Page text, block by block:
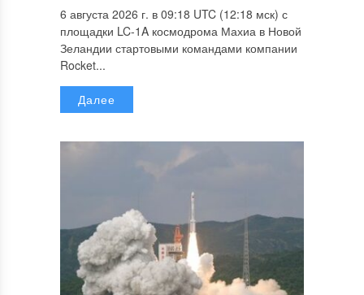
6 августа 2026 г. в 09:18 UTC (12:18 мск) с
площадки LC-1A космодрома Махиа в Новой
Зеландии стартовыми командами компании
Rocket...
Далее